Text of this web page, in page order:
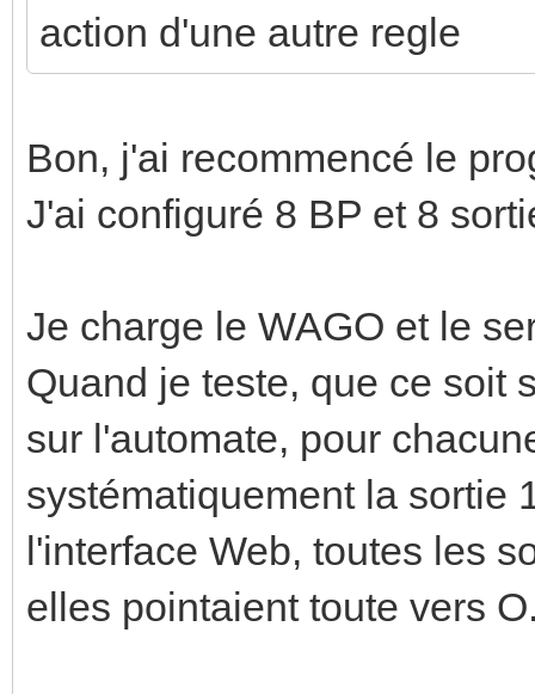
action d'une autre regle
Bon, j'ai recommencé le
J'ai configuré 8 BP et 8
Je charge le WAGO et le
Quand je teste, que ce soit
sur l'automate, pour
systématiquement la sortie
l'interface Web, toutes les
elles pointaient toute vers